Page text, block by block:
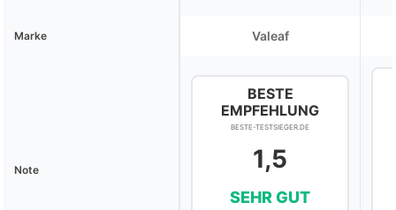
Marke Valeaf
Note
BESTE
EMPFEHLUNG
BESTE-TESTSIEGER.DE
1,5
SEHR GUT